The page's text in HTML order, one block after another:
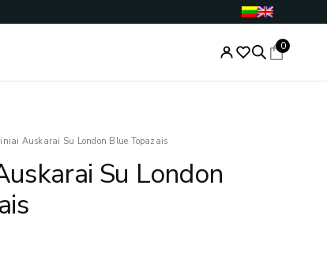
0
Auskarai Su London Blue Topazais
Su London
€169.00.